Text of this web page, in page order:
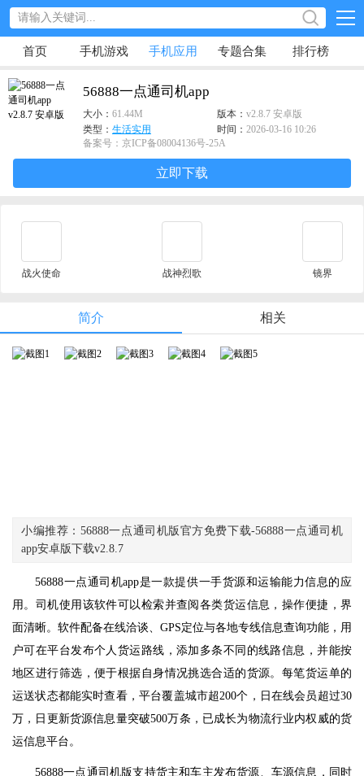
首页 手机游戏 手机应用 专题合集 排行榜
56888一点通司机app
大小： 61.44M 版本： v2.8.7 安卓版
类型： 生活实用 时间： 2026-03-16 10:26
备案号：京ICP备08004136号-25A
立即下载
战火使命 战神烈歌 镜界
简介 相关
小编推荐：56888一点通司机版官方免费下载-56888一点通司机
app安卓版下载v2.8.7
56888一点通司机app是一款提供一手货源和运输能力信息的应
用。司机使用该软件可以检索并查阅各类货运信息，操作便捷，界
面清晰。软件配备在线洽谈、GPS定位与各地专线信息查询功能，用
户可在平台发布个人货运路线，添加多条不同的线路信息，并能按
地区进行筛选，便于根据自身情况挑选合适的货源。每笔货运单的
运送状态都能实时查看，平台覆盖城市超200个，日在线会员超过30
万，日更新货源信息量突破500万条，已成长为物流行业内权威的货
运信息平台。
56888一点通司机版支持货主和车主发布货源、车源信息，同时